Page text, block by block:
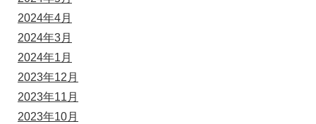
2024年4月
2024年3月
2024年1月
2023年12月
2023年11月
2023年10月